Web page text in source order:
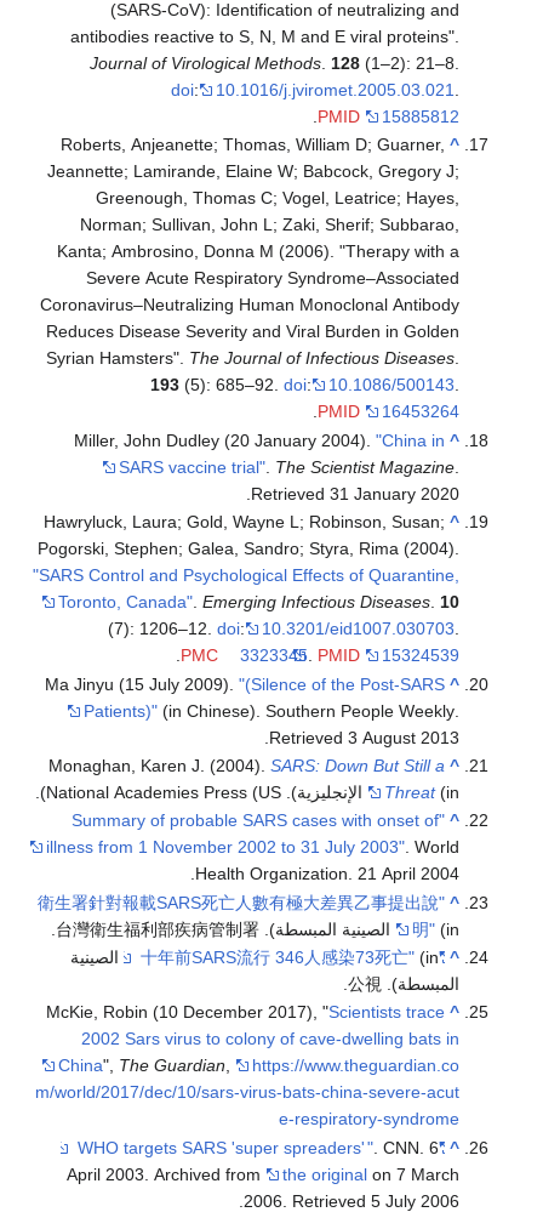
(SARS-CoV): Identification of neutralizing and
antibodies reactive to S, N, M and E viral proteins".
Journal of Virological Methods .128(1–2): 21–8.
doi: 10.1016/j.jviromet.2005.03.021
PMID
15885812
.
^
Roberts, Anjeanette; Thomas, William D; Guarner,
Jeannette; Lamirande, Elaine W; Babcock, Gregory J;
Greenough, Thomas C; Vogel, Leatrice; Hayes,
Norman; Sullivan, John L; Zaki, Sherif; Subbarao,
Kanta; Ambrosino, Donna M (2006). "Therapy with a
Severe Acute Respiratory Syndrome–Associated
Coronavirus–Neutralizing Human Monoclonal Antibody
Reduces Disease Severity and Viral Burden in Golden
Syrian Hamsters".The Journal of Infectious Diseases
193(5): 685–92.doi: 10.1086/500143
PMID
16453264
.
^
Miller, John Dudley (20 January 2004)."China in
SARS vaccine trial" .The Scientist Magazine
Retrieved31 January2020
.
^
Hawryluck, Laura; Gold, Wayne L; Robinson, Susan;
Pogorski, Stephen; Galea, Sandro; Styra, Rima (2004).
"SARS Control and Psychological Effects of Quarantine,
Toronto, Canada" .Emerging Infectious Diseases .10
(7): 1206–12.doi: 10.3201/eid1007.030703
PMC
3323345 .PMID 15324539
.
^
Ma Jinyu (15 July 2009)."(Silence of the Post-SARS
Patients)"(in Chinese). Southern People Weekly
Retrieved3 August2013
.
^
Monaghan, Karen J. (2004).SARS: Down But Still a
Threat(in الإنجليزية). National Academies Press (US).
^
"Summary of probable SARS cases with onset of
illness from 1 November 2002 to 31 July 2003" . World
Health Organization. 21 April 2004.
^
"衛生署針對報載SARS死亡人數有極大差異乙事提出說
明"(in الصينية المبسطة). 台灣衛生福利部疾病管制署.
^
"十年前SARS流行 346人感染73死亡"
(in الصينية
المبسطة). 公視.
^
McKie, Robin (10 December 2017), "Scientists trace
2002 Sars virus to colony of cave-dwelling bats in
China",The Guardian ,
https://www.theguardian.co
m/world/2017/dec/10/sars-virus-bats-china-severe-acut
e-respiratory-syndrome
^
"WHO targets SARS 'super spreaders'
. CNN. 6
April 2003. Archived from
the originalon 7 March
2006
. Retrieved5 July2006
.